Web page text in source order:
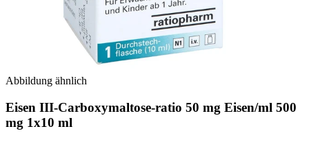
Abbildung ähnlich
Eisen III-Carboxymaltose-ratio 50 mg Eisen/ml 500
mg 1x10 ml